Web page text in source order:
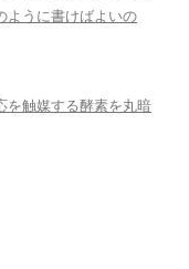
ように書けばよいの
を触媒する酵素を丸暗